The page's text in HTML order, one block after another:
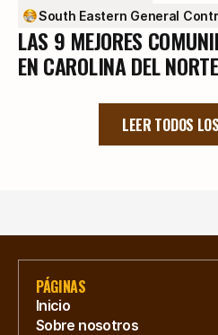
South Eastern General
LAS 9 MEJORES
EN CAROLINA DEL
LEER TODOS
PÁGINAS
Inicio
Sobre nosotros